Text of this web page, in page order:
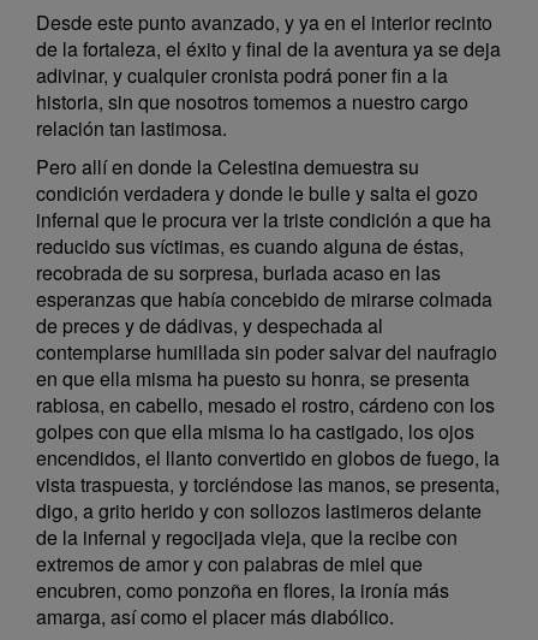
Desde este punto avanzado, y ya en el interior recinto
de la fortaleza, el éxito y final de la aventura ya se deja
adivinar, y cualquier cronista podrá poner fin a la
historia, sin que nosotros tomemos a nuestro cargo
relación tan lastimosa.
Pero allí en donde la Celestina demuestra su
condición verdadera y donde le bulle y salta el gozo
infernal que le procura ver la triste condición a que ha
reducido sus víctimas, es cuando alguna de éstas,
recobrada de su sorpresa, burlada acaso en las
esperanzas que había concebido de mirarse colmada
de preces y de dádivas, y despechada al
contemplarse humillada sin poder salvar del naufragio
en que ella misma ha puesto su honra, se presenta
rabiosa, en cabello, mesado el rostro, cárdeno con los
golpes con que ella misma lo ha castigado, los ojos
encendidos, el llanto convertido en globos de fuego, la
vista traspuesta, y torciéndose las manos, se presenta,
digo, a grito herido y con sollozos lastimeros delante
de la infernal y regocijada vieja, que la recibe con
extremos de amor y con palabras de miel que
encubren, como ponzoña en flores, la ironía más
amarga, así como el placer más diabólico.